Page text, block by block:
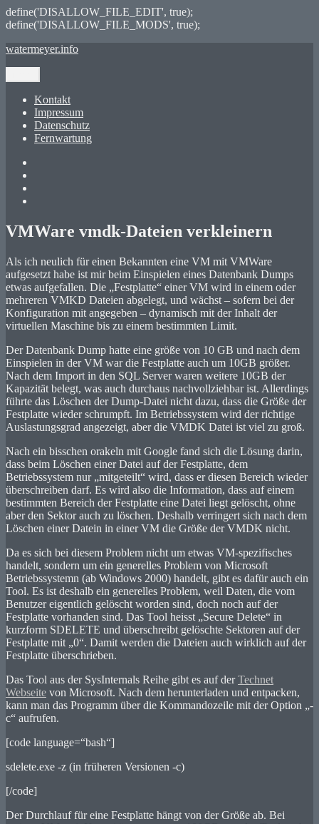
define('DISALLOW_FILE_EDIT', true);
define('DISALLOW_FILE_MODS', true);
Zum
watermeyer.info
Kontakt
Impressum
Datenschutz
Fernwartung
VMWare vmdk-Dateien verkleinern
Als ich neulich für einen Bekannten eine VM mit VMWare
aufgesetzt habe ist mir beim Einspielen eines Datenbank Dumps
etwas aufgefallen. Die „Festplatte“ einer VM wird in einem oder
mehreren VMKD Dateien abgelegt, und wächst – sofern bei der
Konfiguration mit angegeben – dynamisch mit der Inhalt der
virtuellen Maschine bis zu einem bestimmten Limit.
Der Datenbank Dump hatte eine größe von 10 GB und nach dem
Einspielen in der VM war die Festplatte auch um 10GB größer.
Nach dem Import in den SQL Server waren weitere 10GB der
Kapazität belegt, was auch durchaus nachvollziehbar ist. Allerdings
führte das Löschen der Dump-Datei nicht dazu, dass die Größe der
Festplatte wieder schrumpft. Im Betriebssystem wird der richtige
Auslastungsgrad angezeigt, aber die VMDK Datei ist viel zu groß.
Nach ein bisschen orakeln mit Google fand sich die Lösung darin,
dass beim Löschen einer Datei auf der Festplatte, dem
Betriebssystem nur „mitgeteilt“ wird, dass er diesen Bereich wieder
überschreiben darf. Es wird also die Information, dass auf einem
bestimmten Bereich der Festplatte eine Datei liegt gelöscht, ohne
aber den Sektor auch zu löschen. Deshalb verringert sich nach dem
Löschen einer Datein in einer VM die Größe der VMDK nicht.
Da es sich bei diesem Problem nicht um etwas VM-spezifisches
handelt, sondern um ein generelles Problem von Microsoft
Betriebssystemn (ab Windows 2000) handelt, gibt es dafür auch ein
Tool. Es ist deshalb ein generelles Problem, weil Daten, die vom
Benutzer eigentlich gelöscht worden sind, doch noch auf der
Festplatte vorhanden sind. Das Tool heisst „Secure Delete“ in
kurzform SDELETE und überschreibt gelöschte Sektoren auf der
Festplatte mit „0“. Damit werden die Dateien auch wirklich auf der
Festplatte überschrieben.
Das Tool aus der SysInternals Reihe gibt es auf derTechnet
Webseite von Microsoft. Nach dem herunterladen und entpacken,
kann man das Programm über die Kommandozeile mit der Option „-
c“ aufrufen.
[code language=“bash“]
sdelete.exe -z (in früheren Versionen -c)
[/code]
Der Durchlauf für eine Festplatte hängt von der Größe ab. Bei